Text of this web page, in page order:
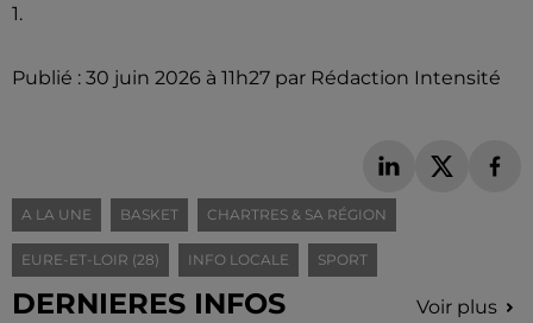
1.
Publié : 30 juin 2026 à 11h27 par Rédaction Intensité
A LA UNE BASKET CHARTRES & SA RÉGION
EURE-ET-LOIR (28) INFO LOCALE SPORT
DERNIERES INFOS Voir plus